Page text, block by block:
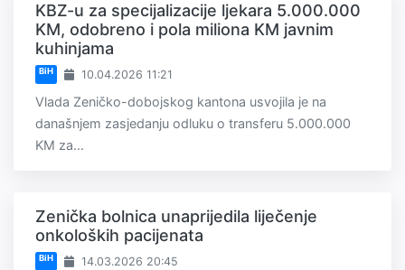
KBZ-u za specijalizacije ljekara 5.000.000
KM, odobreno i pola miliona KM javnim
kuhinjama
BiH 10.04.2026 11:21
Vlada Zeničko-dobojskog kantona usvojila je na
današnjem zasjedanju odluku o transferu 5.000.000
KM za...
Zenička bolnica unaprijedila liječenje
onkoloških pacijenata
BiH 14.03.2026 20:45